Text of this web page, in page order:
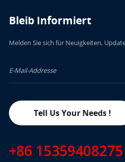
Bleib Informiert
Melden Sie sich für Neuigkeiten,
Tell Us Your Needs !
+86 15359408275